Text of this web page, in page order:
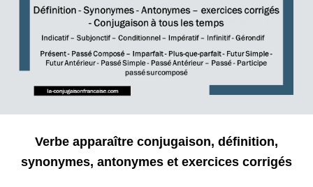
Verbe apparaître conjugaison, définition,
synonymes, antonymes et exercices corrigés